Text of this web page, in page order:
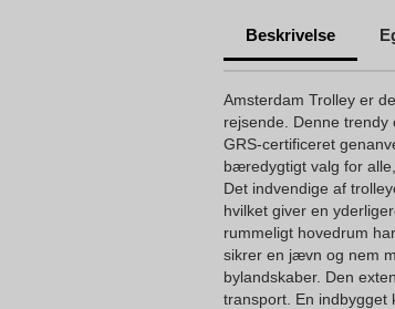
Beskrivelse
Amsterdam Trolley er
rejsende. Denne
GRS-certificeret
bæredygtigt valg for
Det indvendige af
hvilket giver en
rummeligt hovedrum
sikrer en jævn og nem
bylandskaber. Den
transport. En indbygget